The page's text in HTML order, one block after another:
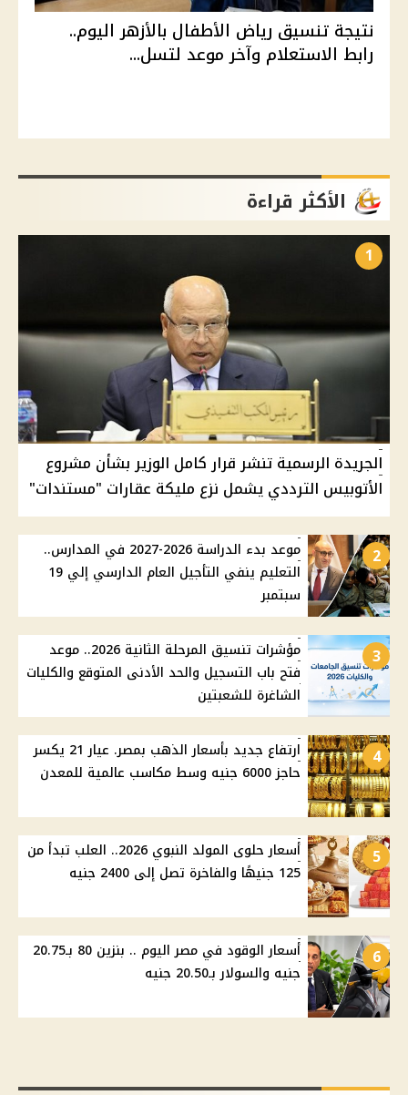
نتيجة تنسيق رياض الأطفال بالأزهر اليوم..
رابط الاستعلام وآخر موعد لتسل...
الأكثر قراءة
1
الجريدة الرسمية تنشر قرار كامل الوزير بشأن مشروع
الأتوبيس الترددي يشمل نزع مليكة عقارات "مستندات"
2
موعد بدء الدراسة 2026-2027 في المدارس..
التعليم ينفي التأجيل العام الدارسي إلي 19
سبتمبر
3
مؤشرات تنسيق المرحلة الثانية 2026.. موعد
فتح باب التسجيل والحد الأدنى المتوقع والكليات
الشاغرة للشعبتين
4
ارتفاع جديد بأسعار الذهب بمصر. عيار 21 يكسر
حاجز 6000 جنيه وسط مكاسب عالمية للمعدن
5
أسعار حلوى المولد النبوي 2026.. العلب تبدأ من
125 جنيهًا والفاخرة تصل إلى 2400 جنيه
6
أسعار الوقود في مصر اليوم .. بنزين 80 بـ20.75
جنيه والسولار بـ20.50 جنيه